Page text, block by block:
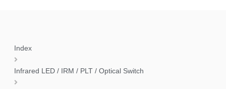
Index
Infrared LED / IRM / PLT / Optical Switch